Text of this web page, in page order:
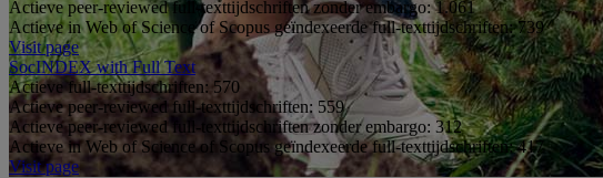
Actieve peer-reviewed full-texttijdschriften zonder embargo:1.061
Actieve in Web of Science of Scopus geïndexeerde full-texttijdschriften:739
Visit page
SocINDEX with Full Text
Actieve full-texttijdschriften: 570
Actieve peer-reviewed full-texttijdschriften: 559
Actieve peer-reviewed full-texttijdschriften zonder embargo: 312
Actieve in Web of Science of Scopus geïndexeerde full-texttijdschriften:417
Visit page